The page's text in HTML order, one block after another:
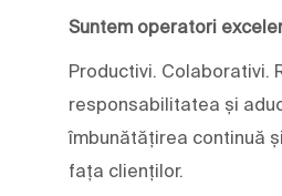
Suntem operatori
Productivi. Colaborativi.
responsabilitatea și
îmbunătățirea continuă
fața clienților.